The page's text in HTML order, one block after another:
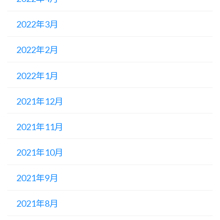
2022年3月
2022年2月
2022年1月
2021年12月
2021年11月
2021年10月
2021年9月
2021年8月